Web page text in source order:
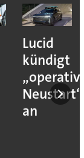
Lucid
kündigt
Neustart“
an